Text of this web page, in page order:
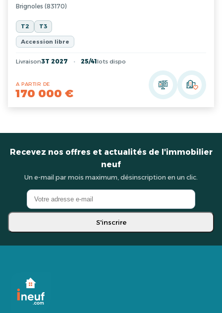
Brignoles (83170)
T2 T3
Accession libre
Livraison3T 2027 25/41 lots dispo
A PARTIR DE
170 000 €
Recevez nos offres et actualités de l'immobilier
neuf
Un e-mail par mois maximum, désinscription en un clic.
S'inscrire